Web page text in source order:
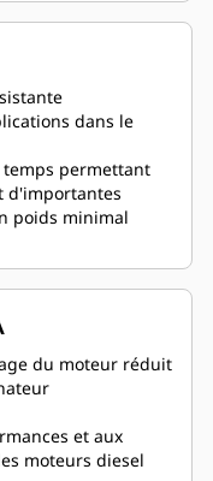
dans le
permettant
d'importantes
poids minimal
du moteur réduit
et aux
moteurs diesel